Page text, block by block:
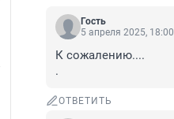
Гость
5 апреля 2025, 18:00
К сожалению....
.
ОТВЕТИТЬ